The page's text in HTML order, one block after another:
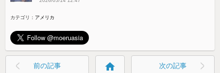
カテゴリ： アメリカ
前の記事 home 次の記事